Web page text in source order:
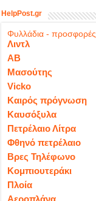
HelpPost.gr
Φυλλάδια - προσφορές
Λιντλ
ΑΒ
Μασούτης
Vicko
Καιρός πρόγνωση
Καυσόξυλα
Πετρέλαιο Λίτρα
Φθηνό πετρέλαιο
Βρες Τηλέφωνο
Κομπιουτεράκι
Πλοία
Αεροπλάνα